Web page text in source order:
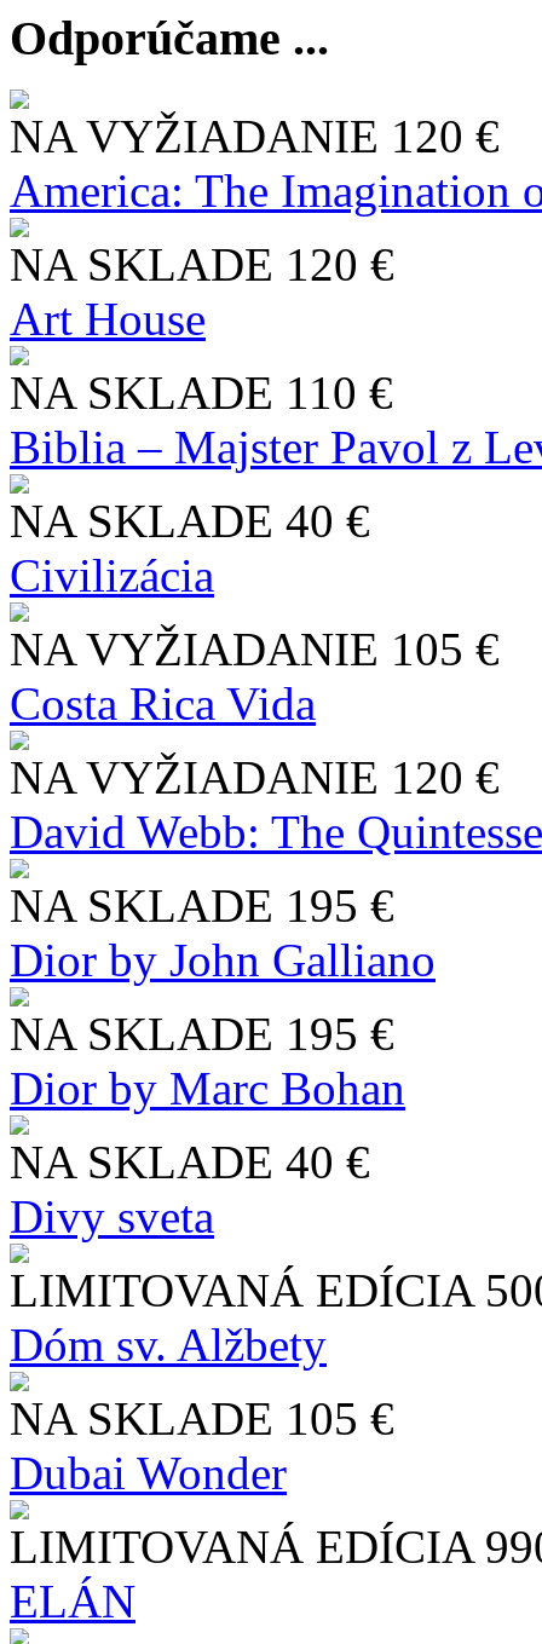
Odporúčame ...
NA VYŽIADANIE 120 €
America: The Imagination
NA SKLADE 120 €
Art House
NA SKLADE 110 €
Biblia – Majster Pavol z
NA SKLADE 40 €
Civilizácia
NA VYŽIADANIE 105 €
Costa Rica Vida
NA VYŽIADANIE 120 €
David Webb: The
NA SKLADE 195 €
Dior by John Galliano
NA SKLADE 195 €
Dior by Marc Bohan
NA SKLADE 40 €
Divy sveta
LIMITOVANÁ EDÍCIA
Dóm sv. Alžbety
NA SKLADE 105 €
Dubai Wonder
LIMITOVANÁ EDÍCIA
ELÁN